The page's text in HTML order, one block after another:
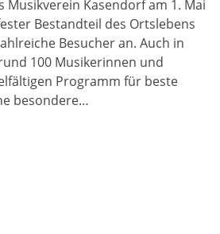
Musikverein Kasendorf am 1. Mai
Bestandteil des Ortslebens
Besucher an. Auch in
100 Musikerinnen und
Programm für beste
besondere…